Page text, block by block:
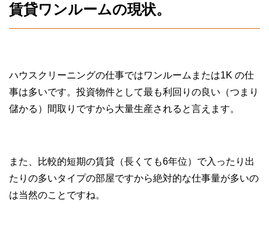
賃貸ワンルームの現状。
ハウスクリーニングの仕事ではワンルームまたは1K の仕
事は多いです。投資物件として最も利回りの良い（つまり
儲かる）間取りですから大量生産されると言えます。
また、比較的短期の賃貸（長くても6年位）で入ったり出
たりの多いタイプの部屋ですから絶対的な仕事量が多いの
は当然のことですね。